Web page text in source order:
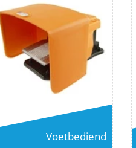
Voetbediend